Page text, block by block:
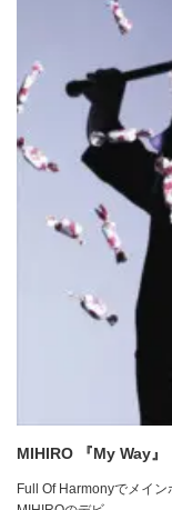
MIHIRO 『My Way』
Full Of Harmonyでメイ